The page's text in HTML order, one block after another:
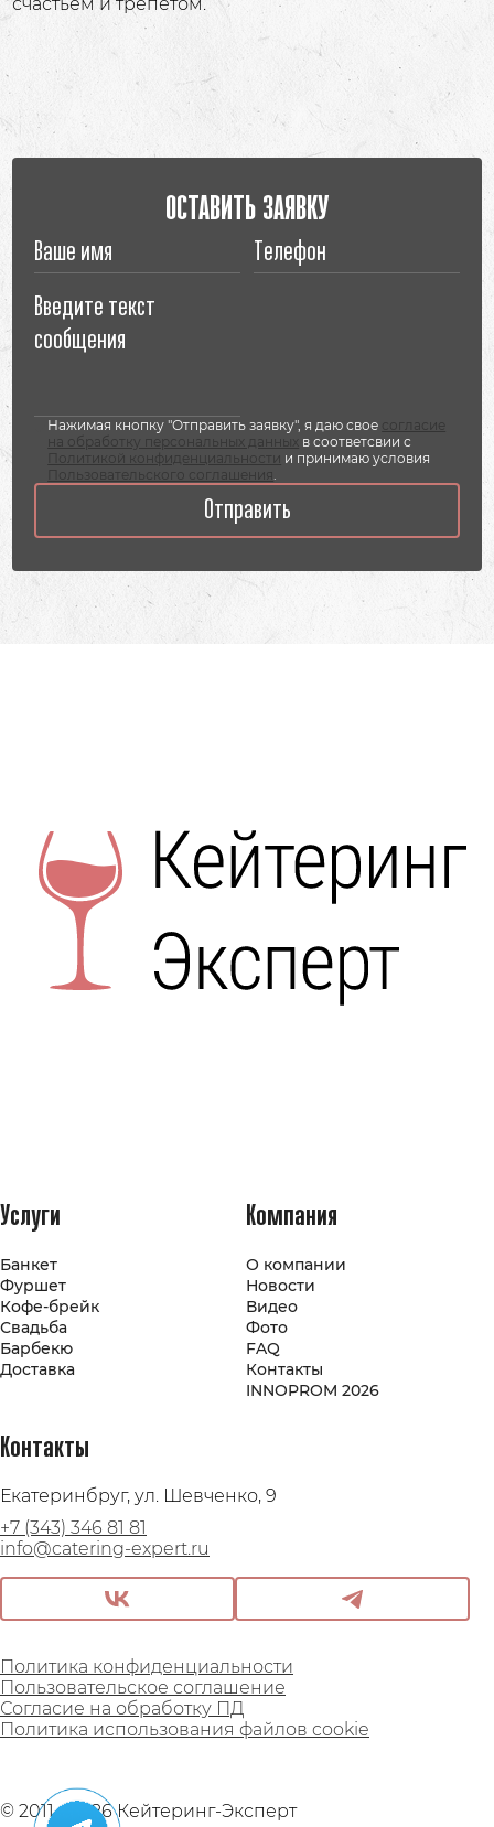
ОСТАВИТЬ ЗАЯВКУ
Нажимая кнопку "Отправить заявку", я даю свое
согласие
на обработку персональных данных
в соответсвии с
Политикой конфиденциальности и принимаю условия
Пользовательского соглашения.
Отправить
Услуги
Банкет
Фуршет
Кофе-брейк
Свадьба
Барбекю
Доставка
Компания
О компании
Новости
Видео
Фото
FAQ
Контакты
INNOPROM 2026
Контакты
Екатеринбруг, ул. Шевченко, 9
+7 (343) 346 81 81
info@catering-expert.ru
Политика конфиденциальности
Пользовательское соглашение
Согласие на обработку ПД
Политика использования файлов cookie
© 2011 - 2026 Кейтеринг-Эксперт